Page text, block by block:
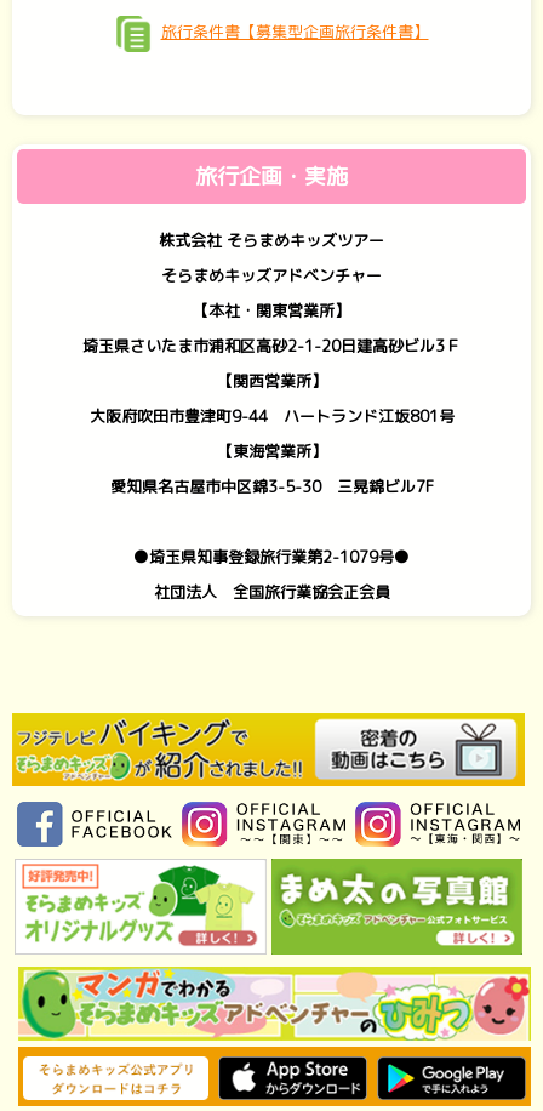
旅行条件書【募集型企画旅行条件書】
旅行企画・実施
株式会社 そらまめキッズツアー
そらまめキッズアドベンチャー
【本社・関東営業所】
埼玉県さいたま市浦和区高砂2-1-20日建高砂ビル3Ｆ
【関西営業所】
大阪府吹田市豊津町9-44 ハートランド江坂801号
【東海営業所】
愛知県名古屋市中区錦3-5-30 三晃錦ビル7F
●埼玉県知事登録旅行業第2-1079号●
社団法人 全国旅行業協会正会員